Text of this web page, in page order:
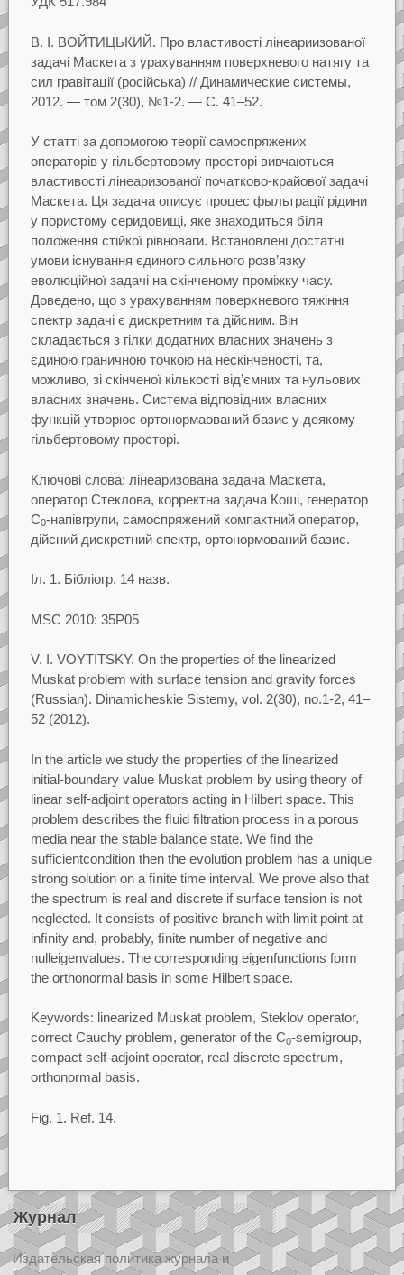
В. I. ВОЙТИЦЬКИЙ. Про властивостi лiнеариизованої
задачi Маскета з урахуванням поверхневого натягу та
сил гравiтацiї (росiйська) // Динамические системы,
2012. — том2(30), №1-2. — С. 41–52.
У статтi за допомогою теорiї самоспряжених
операторiв у гiльбертовому просторi вивчаються
властивостi лiнеаризованої початково-крайової задачi
Маскета. Ця задача описує процес фыльтрацiї рiдини
у пористому серидовищi, яке знаходиться бiля
положення стiйкої рiвноваги. Встановленi достатнi
умови iснування єдиного сильного розв’язку
еволюцiйної задачi на скiнченому промiжку часу.
Доведено, що з урахуванням поверхневого тяжiння
спектр задачi є дискретним та дiйсним. Вiн
складається з гiлки додатних власних значень з
єдиною граничною точкою на нескiнченостi, та,
можливо, зi скiнченої кiлькостi вiд’ємних та нульових
власних значень. Система вiдповiдних власних
функцiй утворює ортонормаований базис у деякому
гiльбертовому просторi.
Ключовi слова: лiнеаризована задача Маскета,
оператор Стеклова, корректна задача Кошi, генератор
C0-напiвгрупи, самоспряжений компактний оператор,
дiйсний дискретний спектр, ортонормований базис.
Iл. 1. Бiблiогр. 14 назв.
MSC 2010: 35P05
V. I. VOYTITSKY. On the properties of the linearized
Muskat problem with surface tension and gravity forces
(Russian). Dinamicheskie Sistemy, vol. 2(30), no.1-2, 41–
52 (2012).
In the article we study the properties of the linearized
initial-boundary value Muskat problem by using theory of
linear self-adjoint operators acting in Hilbert space. This
problem describes the ﬂuid ﬁltration process in a porous
media near the stable balance state. We ﬁnd the
suﬃcientcondition then the evolution problem has a unique
strong solution on a ﬁnite time interval. We prove also that
the spectrum is real and discrete if surface tension is not
neglected. It consists of positive branch with limit point at
inﬁnity and, probably, ﬁnite number of negative and
nulleigenvalues. The corresponding eigenfunctions form
the orthonormal basis in some Hilbert space.
Keywords: linearized Muskat problem, Steklov operator,
correct Cauchy problem, generator of the C0-semigroup,
compact self-adjoint operator, real discrete spectrum,
orthonormal basis.
Fig. 1. Ref. 14.
Журнал
Издательская политика журнала и